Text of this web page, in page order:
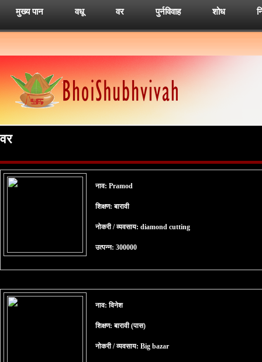
मुख्य पान वधू वर पुर्नविवाह शोध
वर
नाव: Pramod
शिक्षण: बारावी
नोकरी / व्यवसाय: diamond cutting
उत्पन्न: 300000
नाव: विनेश
शिक्षण: बारावी (पास)
नोकरी / व्यवसाय: Big bazar